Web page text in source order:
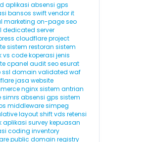
aplikasi absensi gps
bansos swift vendor it
marketing on-page seo
dedicated server
cloudflare project
sistem restoran sistem
vs code koperasi jenis
cpanel audit seo esurat
ssl domain validated waf
jasa website
nginx sistem antrian
simrs absensi gps sistem
middleware simpeg
layout shift vds retensi
aplikasi survey kepuasan
coding inventory
public domain registry